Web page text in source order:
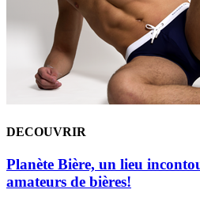
DECOUVRIR
Planète Bière, un lieu
amateurs de bières!